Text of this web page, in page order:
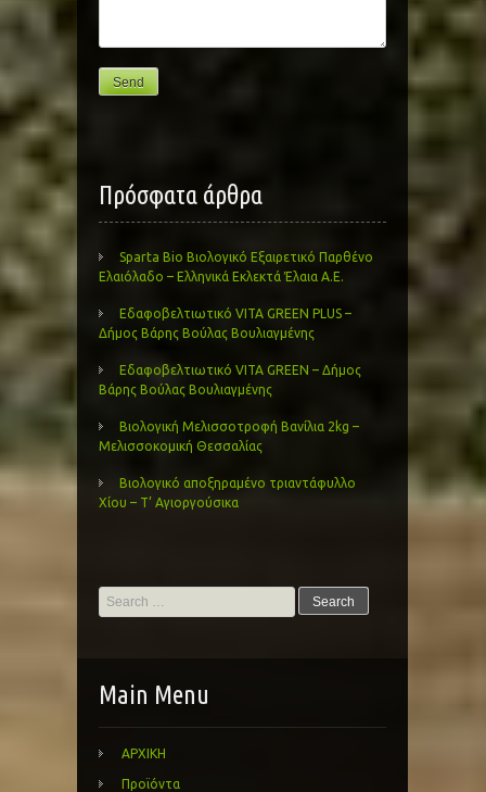
Πρόσφατα άρθρα
Sparta Bio Βιολογικό Εξαιρετικό Παρθένο
Ελαιόλαδο – Ελληνικά Εκλεκτά Έλαια Α.Ε.
Εδαφοβελτιωτικό VITA GREEN PLUS –
Δήμος Βάρης Βούλας Βουλιαγμένης
Εδαφοβελτιωτικό VITA GREEN – Δήμος
Βάρης Βούλας Βουλιαγμένης
Βιολογική Μελισσοτροφή Βανίλια 2kg –
Μελισσοκομική Θεσσαλίας
Βιολογικό αποξηραμένο τριαντάφυλλο
Χίου – Τ’ Αγιοργούσικα
Search
for:
Main Menu
ΑΡΧΙΚΗ
Προϊόντα